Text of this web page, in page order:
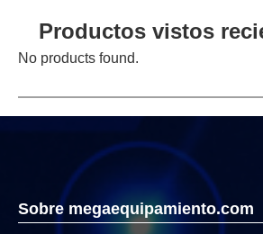
Productos vistos
No products found.
Sobre megaequipamiento.com